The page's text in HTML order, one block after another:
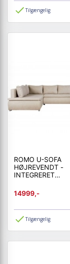
Tilgængelig
ROMO U-SOFA
HØJREVENDT -
INTEGRERET
14999,-
Tilgængelig